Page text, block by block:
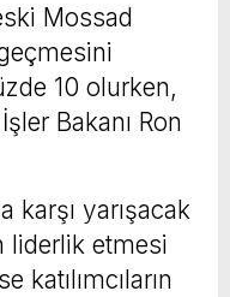
Mossad
10 olurken,
Bakanı Ron
karşı yarışacak
liderlik etmesi
katılımcıların